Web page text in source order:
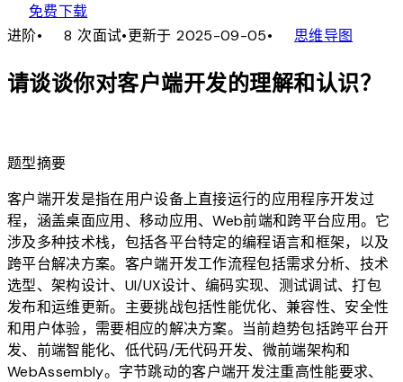
免费下载
进阶• 8 次面试•更新于 2025-09-05• 思维导图
请谈谈你对客户端开发的理解和认识？
题型摘要
客户端开发是指在用户设备上直接运行的应用程序开发过
程，涵盖桌面应用、移动应用、Web前端和跨平台应用。它
涉及多种技术栈，包括各平台特定的编程语言和框架，以及
跨平台解决方案。客户端开发工作流程包括需求分析、技术
选型、架构设计、UI/UX设计、编码实现、测试调试、打包
发布和运维更新。主要挑战包括性能优化、兼容性、安全性
和用户体验，需要相应的解决方案。当前趋势包括跨平台开
发、前端智能化、低代码/无代码开发、微前端架构和
WebAssembly。字节跳动的客户端开发注重高性能要求、